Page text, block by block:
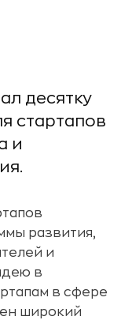
десятку
стартапов
и
развития,
и
в
в сфере
широкий